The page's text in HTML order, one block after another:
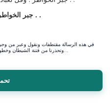
جبر الخواطر : وقل لعبادي يقولوا التي هي أحسن . .
في هذه الرسالة مقتطفات ونقول وعبر من وحي